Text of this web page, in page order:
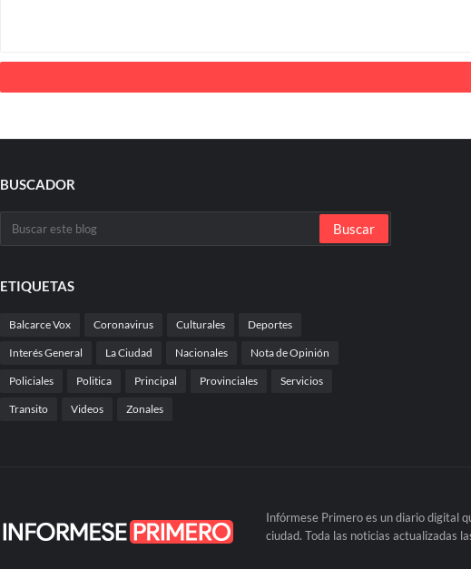
BUSCADOR
ETIQUETAS
Balcarce Vox Coronavirus Culturales Deportes
Interés General La Ciudad Nacionales Nota de Opinión
Policiales Politica Principal Provinciales Servicios
Transito Videos Zonales
Infórmese Primero es un diario digital
ciudad. Toda las noticias actualizadas